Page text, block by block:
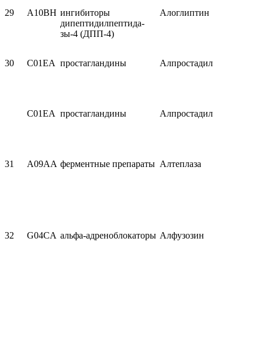
29 A10BH ингибиторы
дипептидилпептида-
зы-4 (ДПП-4)
Алоглиптин
30 C01EA простагландины Алпростадил
C01EA простагландины Алпростадил
31 A09AA ферментные препараты Алтеплаза
32 G04CA альфа-адреноблокаторы Алфузозин